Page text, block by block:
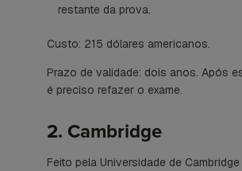
restante da prova.
Custo: 215 dólares americanos.
Prazo de validade: dois anos. Após
é preciso refazer o exame.
2. Cambridge
Feito pela Universidade de Cambridge